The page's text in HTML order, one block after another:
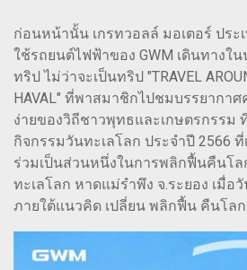
ก่อนหน้านั้น เกรทวอลล์ มอเตอร์ ประ
ใช้รถยนต์ไฟฟ้าของ GWM เดินทางใ
ทริป ไม่ว่าจะเป็นทริป "TRAVEL
HAVAL" ที่พาสมาชิกไปชมบรรยากา
ง่ายของวิถีชาวพุทธและเกษตรกรรม
กิจกรรมวันทะเลโลก ประจำปี 2566
ร่วมเป็นส่วนหนึ่งในการพลิกฟื้นคืนโ
ทะเลโลก หาดแม่รำพึง จ.ระยอง เมื่อ
ภายใต้แนวคิด เปลี่ยน พลิกฟื้น คืนโล